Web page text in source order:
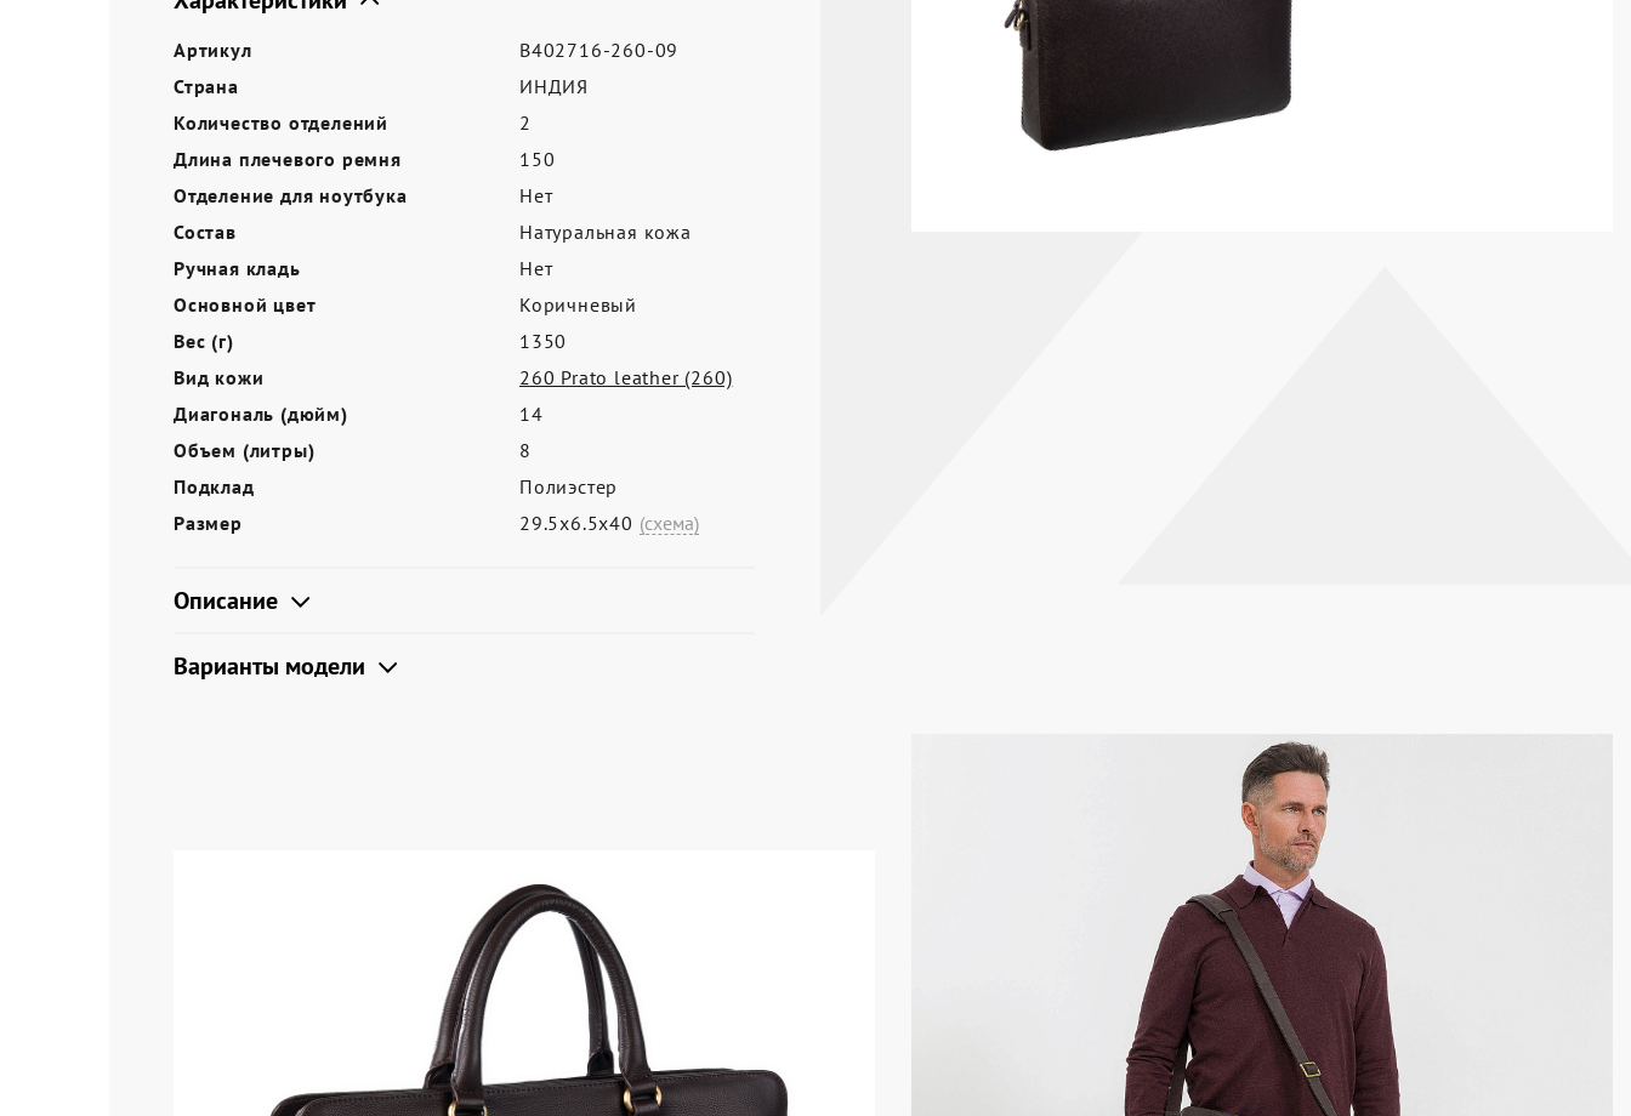
Акции
Артикул
B402716-260-09
Страна
ИНДИЯ
Количество отделений
2
Длина плечевого ремня
150
Отделение для ноутбука
Нет
Состав
Натуральная кожа
Ручная кладь
Нет
Основной цвет
Коричневый
Вес (г)
1350
Вид кожи
260 Prato leather (260)
Диагональ (дюйм)
14
Объем (литры)
8
Подклад
Полиэстер
Размер
29.5х6.5х40 (схема)
Описание
Варианты модели